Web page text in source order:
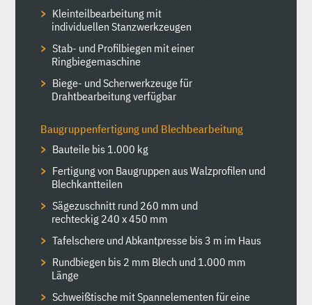
Kleinteilbearbeitung mit
individuellen Stanzwerkzeugen
Stab- und Profilbiegen mit einer
Ringbiegemaschine
Biege- und Scherwerkzeuge für
Drahtbearbeitung verfügbar
Baugruppenfertigung und Blechbearbeitung
Bauteile bis 1.000 kg
Fertigung von Baugruppen aus Walzprofilen und
Blechkantteilen
Sägezuschnitt rund 260 mm und
rechteckig 240 x 450 mm
Tafelschere und Abkantpresse bis 3 m im Haus
Rundbiegen bis 2 mm Blech und 1.000 mm
Länge
Schweißtische mit Spannelementen für eine